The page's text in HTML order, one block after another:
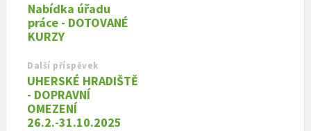
Nabídka úřadu
práce - DOTOVANÉ
KURZY
Další příspěvek
UHERSKÉ HRADIŠTĚ
- DOPRAVNÍ
OMEZENÍ
26.2.-31.10.2025